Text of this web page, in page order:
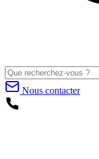
Nous contacter